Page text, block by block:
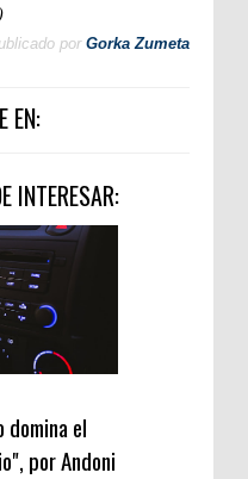
por Gorka Zumeta
EN:
INTERESAR:
el
por Andoni